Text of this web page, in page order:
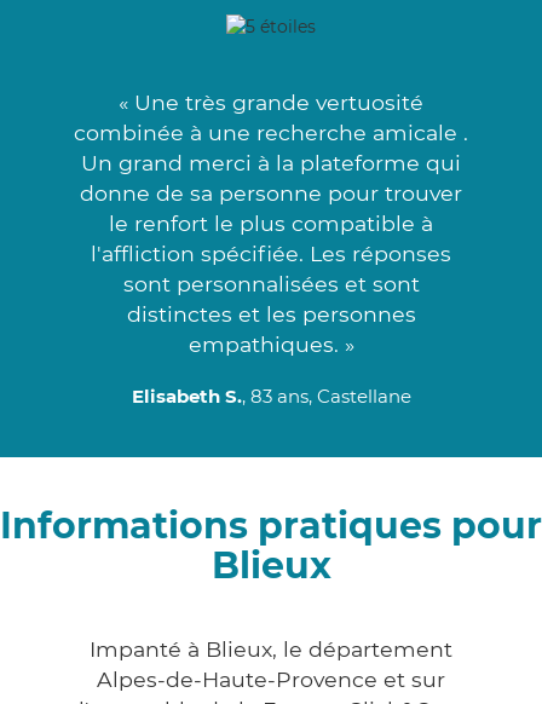
« Une très grande vertuosité
combinée à une recherche amicale .
Un grand merci à la plateforme qui
donne de sa personne pour trouver
le renfort le plus compatible à
l'affliction spécifiée. Les réponses
sont personnalisées et sont
distinctes et les personnes
empathiques. »
Elisabeth S., 83 ans, Castellane
Informations pratiques pour
Blieux
Impanté à Blieux, le département
Alpes-de-Haute-Provence et sur